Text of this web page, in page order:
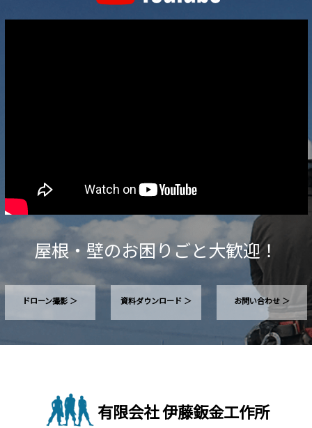
屋根・壁のお困りごと大歓迎！
ドローン撮影 ＞ 資料ダウンロード ＞ お問い合わせ ＞
有限会社 伊藤鈑金工作所